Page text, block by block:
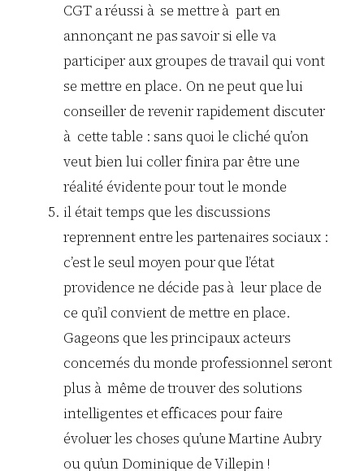
CGT a réussi à se mettre à part en
annonçant ne pas savoir si elle va
participer aux groupes de travail qui vont
se mettre en place. On ne peut que lui
conseiller de revenir rapidement discuter
à cette table : sans quoi le cliché qu’on
veut bien lui coller finira par être une
réalité évidente pour tout le monde
il était temps que les discussions
reprennent entre les partenaires sociaux :
c’est le seul moyen pour que l’état
providence ne décide pas à leur place de
ce qu’il convient de mettre en place.
Gageons que les principaux acteurs
concernés du monde professionnel seront
plus à même de trouver des solutions
intelligentes et efficaces pour faire
évoluer les choses qu’une Martine Aubry
ou qu’un Dominique de Villepin !